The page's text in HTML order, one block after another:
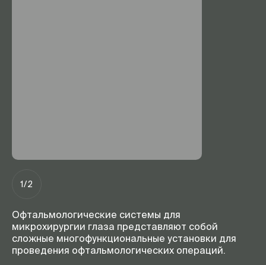
1/2
Офтальмологические системы для
микрохирургии глаза представляют собой
сложные многофункциональные установки для
проведения офтальмологических операций.